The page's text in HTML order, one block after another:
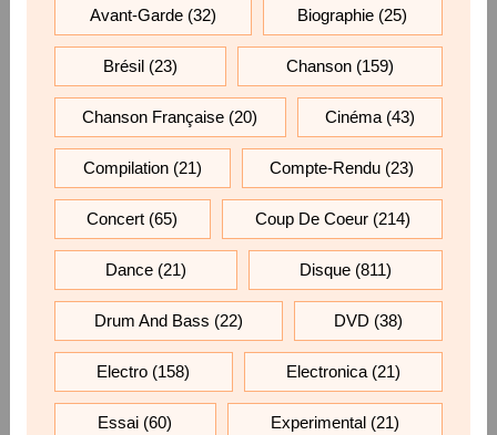
Avant-Garde(32) Biographie (25)
Brésil(23) Chanson (159)
Chanson Française (20) Cinéma(43)
Compilation(21) Compte-Rendu (23)
Concert (65) Coup De Coeur(214)
Dance(21) Disque (811)
Drum And Bass (22) DVD (38)
Electro (158) Electronica(21)
Essai (60) Experimental(21)